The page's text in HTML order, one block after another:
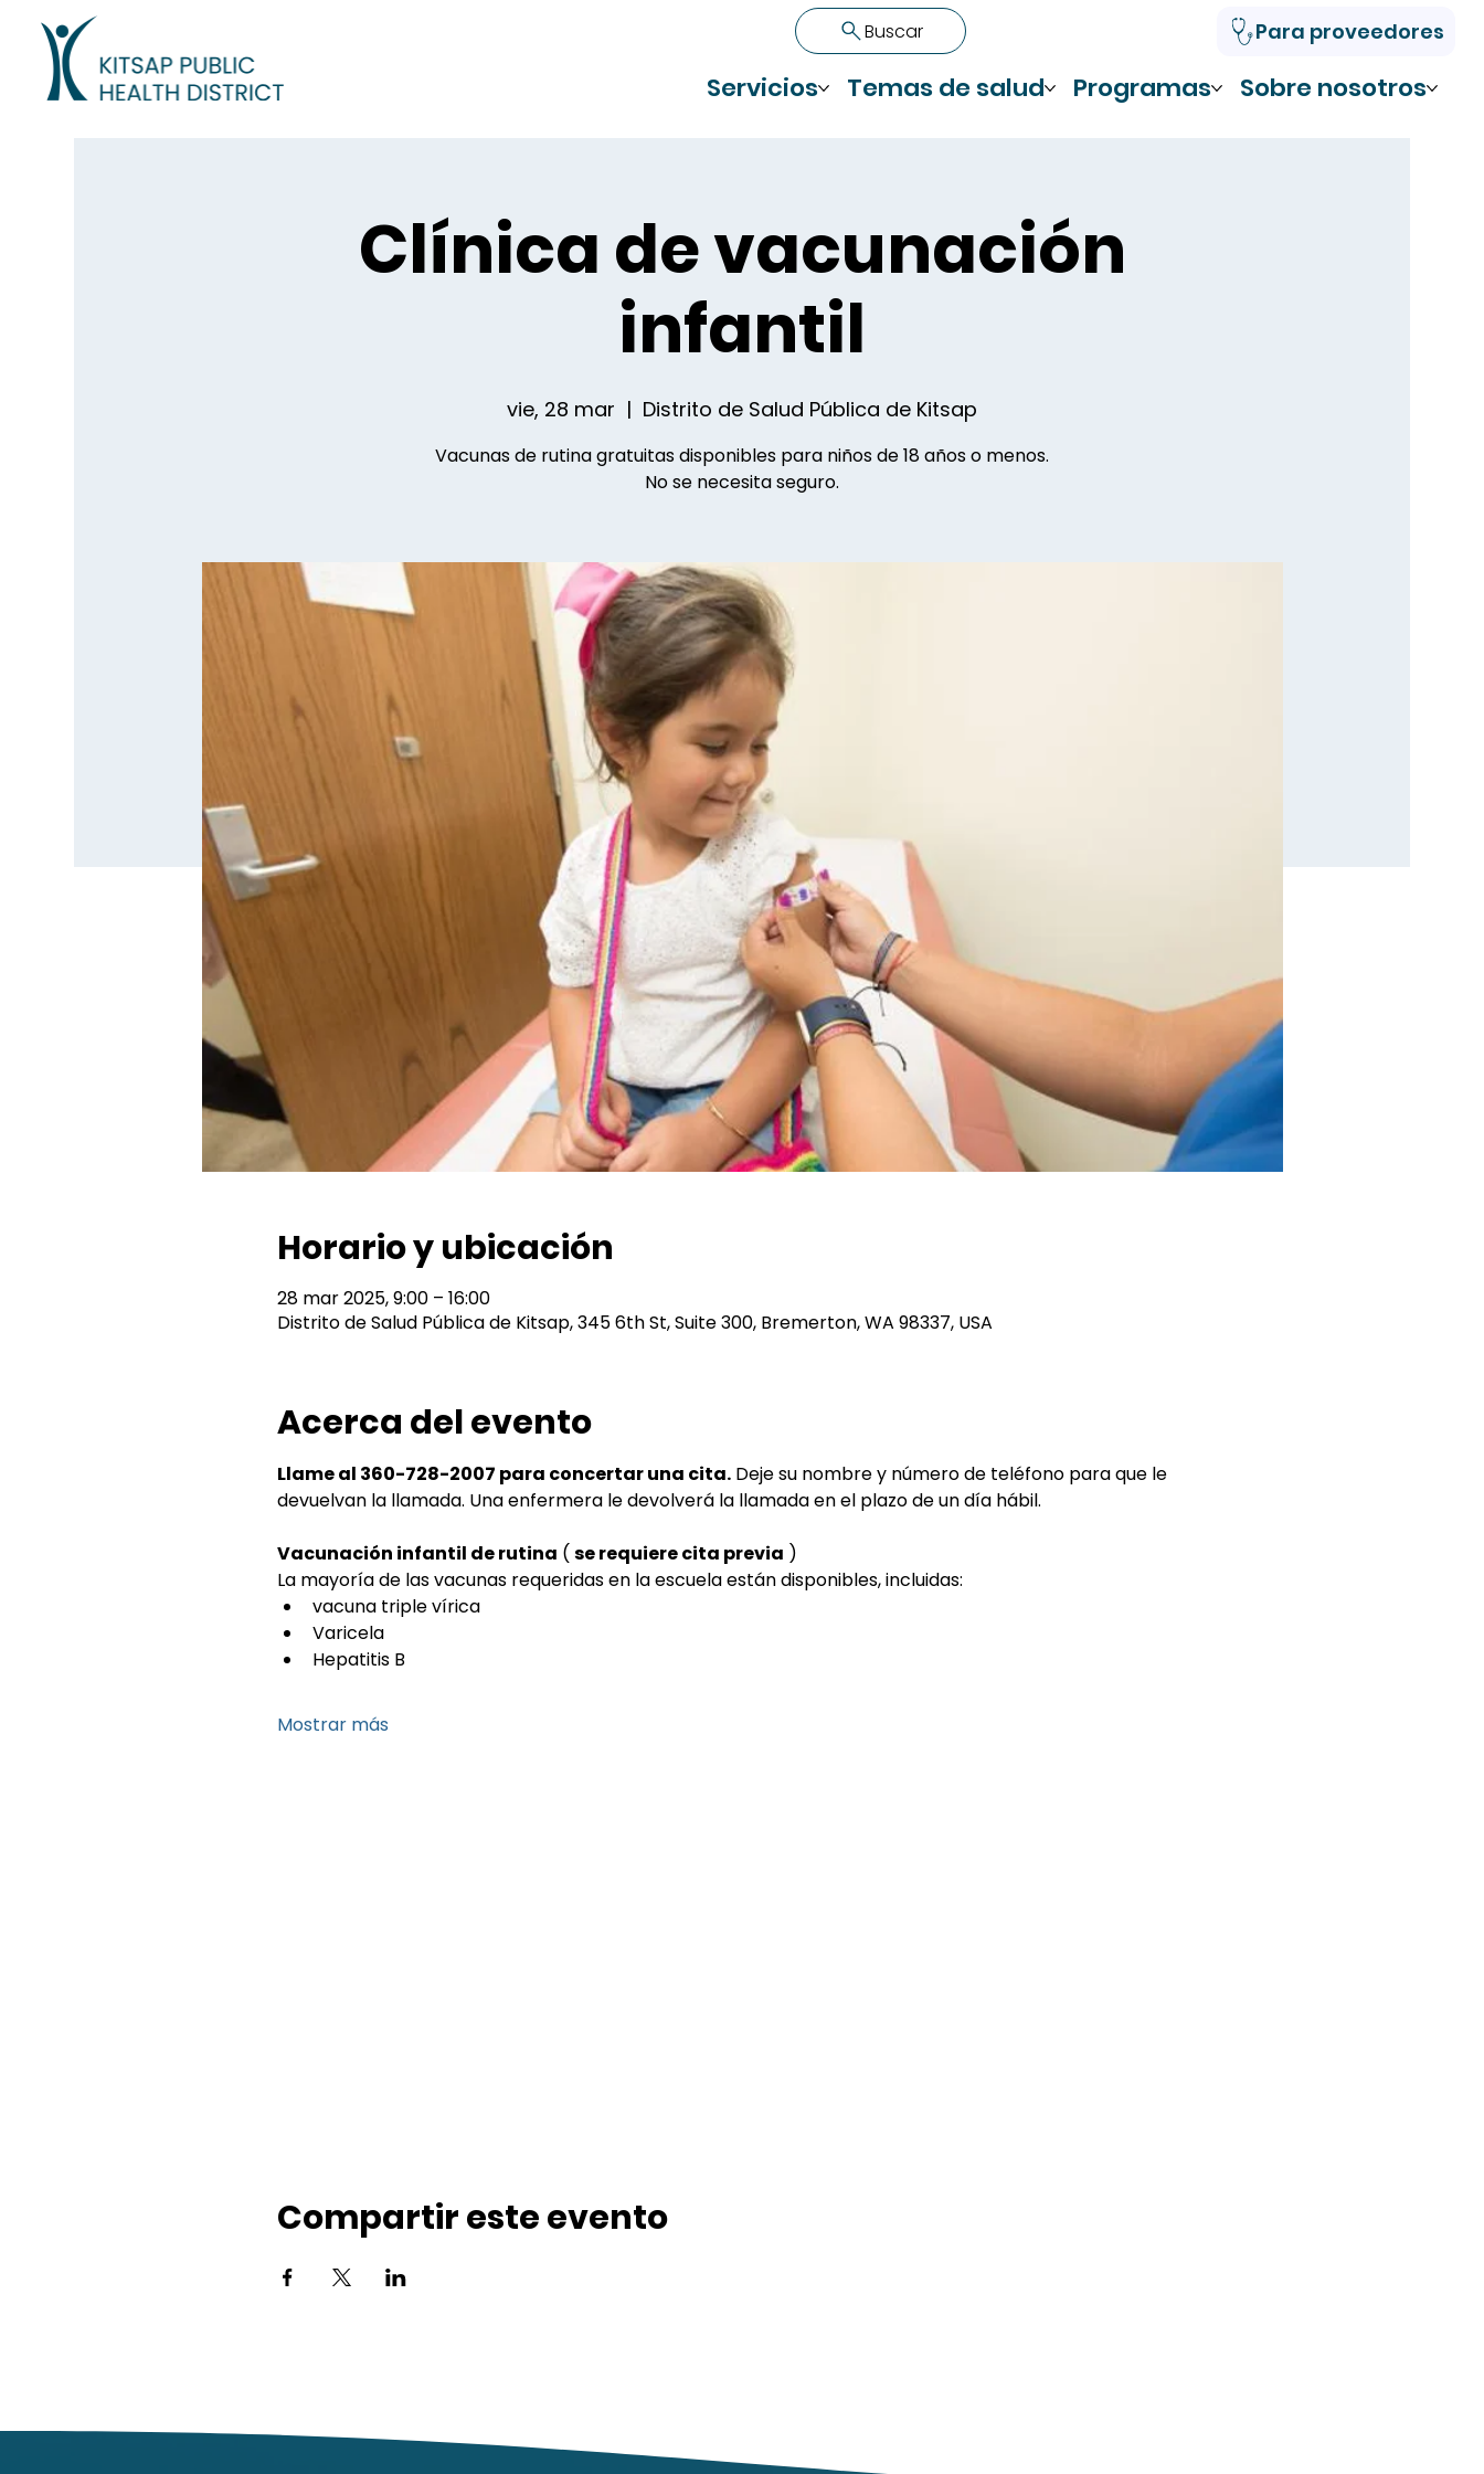
Para proveedores
Buscar
Servicios Temas de salud Programas Sobre nosotros
Clínica de vacunación
infantil
vie, 28 mar
  |
Distrito de Salud Pública de Kitsap
Vacunas de rutina gratuitas disponibles para niños de 18 años o menos.
No se necesita seguro.
Horario y ubicación
28 mar 2025, 9:00 – 16:00
Distrito de Salud Pública de Kitsap, 345 6th St, Suite 300, Bremerton, WA 98337, USA
Acerca del evento
Llame al 360-728-2007 para concertar una cita. Deje su nombre y número de teléfono para que le
devuelvan la llamada. Una enfermera le devolverá la llamada en el plazo de un día hábil.
Vacunación infantil de rutina ( se requiere cita previa )
La mayoría de las vacunas requeridas en la escuela están disponibles, incluidas:
vacuna triple vírica
Varicela
Hepatitis B
Mostrar más
Compartir este evento